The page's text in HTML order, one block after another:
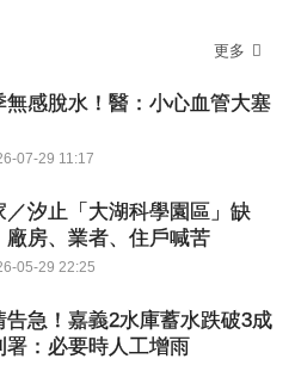
更多
無感脫水！醫：小心血管大塞
07-29 11:17
／汐止「大湖科學園區」缺
廠房、業者、住戶喊苦
05-29 22:25
告急！嘉義2水庫蓄水跌破3成
署：必要時人工增雨